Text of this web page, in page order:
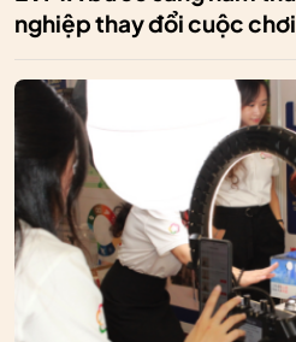
nghiệp thay đổi cuộc chơi